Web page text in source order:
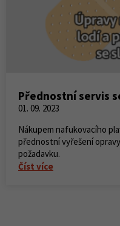
Přednostní servis
01. 09. 2023
Nákupem nafukovacího
přednostní vyřešení
požadavku.
Číst více